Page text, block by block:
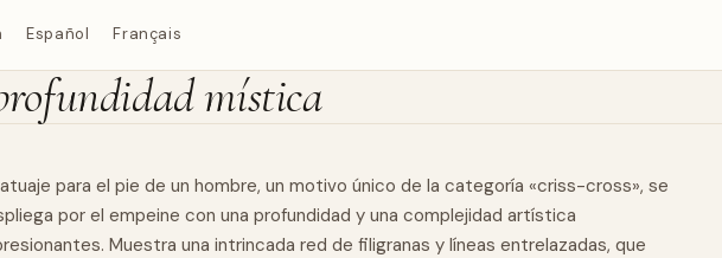
Español Français
mística
para el pie de un hombre, un motivo único de la categoría «criss-cross», se
por el empeine con una profundidad y una complejidad artística
Muestra una intrincada red de filigranas y líneas entrelazadas, que